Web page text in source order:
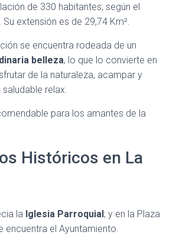
de 330 habitantes; según el
extensión es de 29,74 Km².
se encuentra rodeada de un
belleza, lo que lo convierte en
de la naturaleza, acampar y
relax.
para los amantes de la
Históricos en La
la Iglesia Parroquial; y en la Plaza
encuentra el Ayuntamiento.